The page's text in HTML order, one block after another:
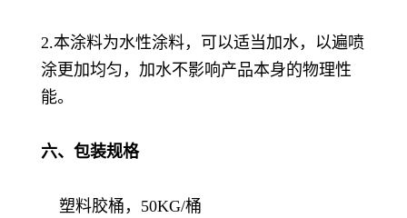
2.本涂料为水性涂料，可以适当加水，以遍喷
涂更加均匀，加水不影响产品本身的物理性
能。
六、包装规格
塑料胶桶，50KG/桶